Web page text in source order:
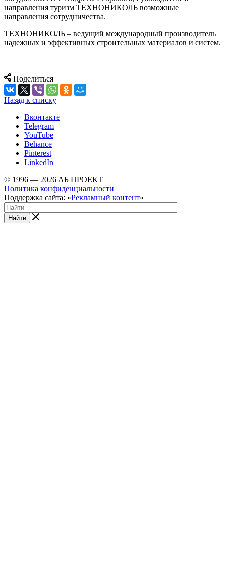
направления туризм ТЕХНОНИКОЛЬ возможные
направления сотрудничества.
ТЕХНОНИКОЛЬ – ведущий международный производитель
надежных и эффективных строительных материалов и систем.
Поделиться
Назад к списку
Вконтакте
Telegram
YouTube
Behance
Pinterest
LinkedIn
© 1996 — 2026 АБ ПРОЕКТ
Политика конфиденциальности
Поддержка сайта: «Рекламный контент»
Найти